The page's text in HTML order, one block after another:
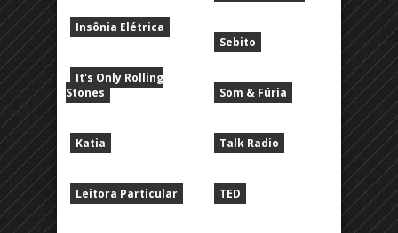
Insônia Elétrica
It's Only Rolling
Stones
Katia
Leitora Particular
Sebito
Som & Fúria
Talk Radio
TED